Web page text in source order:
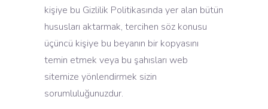
kişiye bu Gizlilik Politikasında yer alan bütün
hususları aktarmak, tercihen söz konusu
üçüncü kişiye bu beyanın bir kopyasını
temin etmek veya bu şahısları web
sitemize yönlendirmek sizin
sorumluluğunuzdur.